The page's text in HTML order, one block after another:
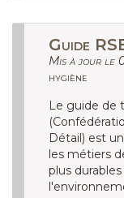
Guide
Mis à jour le
hygiène
Le guide de
Détail) est
les métiers
plus